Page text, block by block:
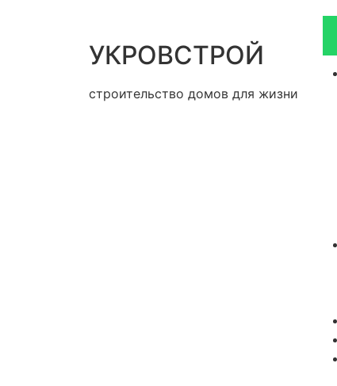
УКРОВСТРОЙ
строительство домов для жизни